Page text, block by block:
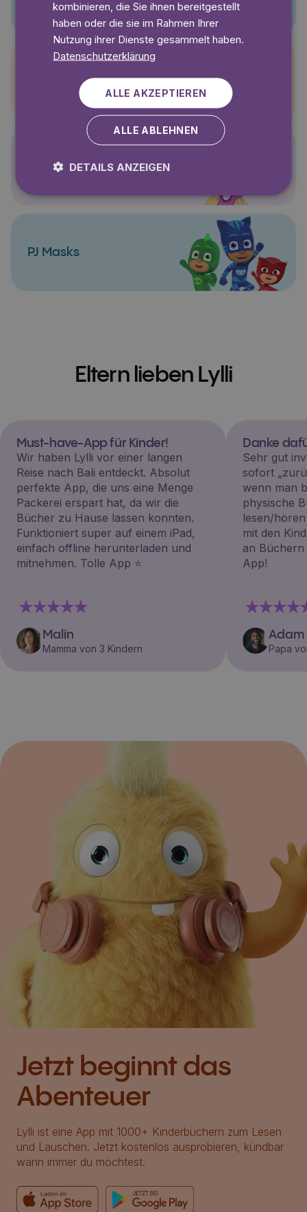
Pettersson und Findus
Polly Pocket
PJ Masks
Eltern lieben Lylli
Must-have-App für Kinder!
Wir haben Lylli vor einer langen
Reise nach Bali entdeckt. Absolut
perfekte App, die uns eine Menge
Packerei erspart hat, da wir die
Bücher zu Hause lassen konnten.
Funktioniert super auf einem iPad,
einfach offline herunterladen und
mitnehmen. Tolle App ⭐️
Malin
Mamma von 3 Kindern
Danke
Sehr gut
sofort
wenn man
physische
lesen/
mit den
an Büchern
App!
Adam
Papa
Jetzt beginnt das
Abenteuer
Lylli ist eine App mit 1000+ Kinderbüchern zum Lesen
und Lauschen. Jetzt kostenlos ausprobieren, kündbar
wann immer du möchtest.
kombinieren, die Sie ihnen bereitgestellt
haben oder die sie im Rahmen Ihrer
Nutzung ihrer Dienste gesammelt haben.
Datenschutzerklärung
ALLE AKZEPTIEREN
ALLE ABLEHNEN
DETAILS ANZEIGEN